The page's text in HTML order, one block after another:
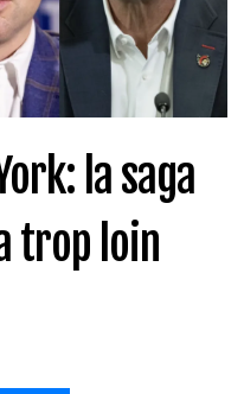
la saga
trop loin